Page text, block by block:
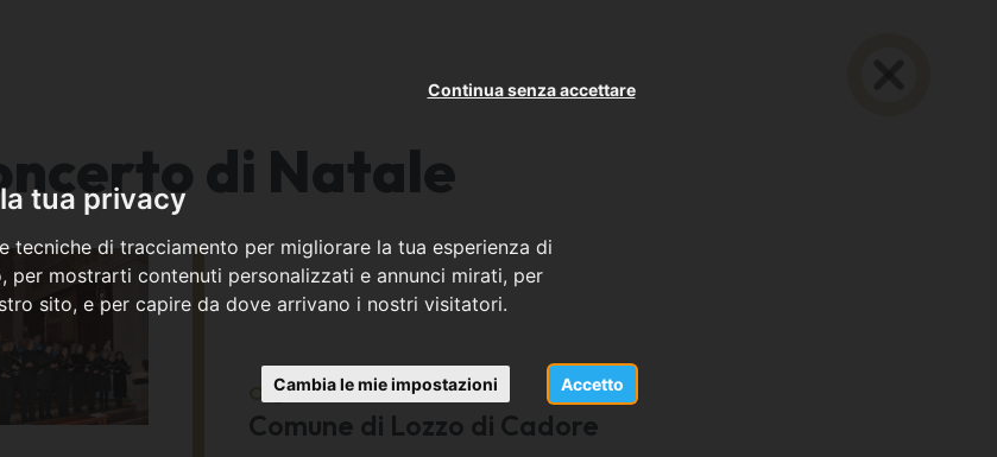
tua privacy
tecniche di tracciamento per migliorare la tua esperienza di
per mostrarti contenuti personalizzati e annunci mirati, per
sito, e per capire da dove arrivano i nostri visitatori.
Accetto
Continua senza accettare
Cambia le mie impostazioni
di Natale
Organizzato da
Comune di Lozzo di Cadore